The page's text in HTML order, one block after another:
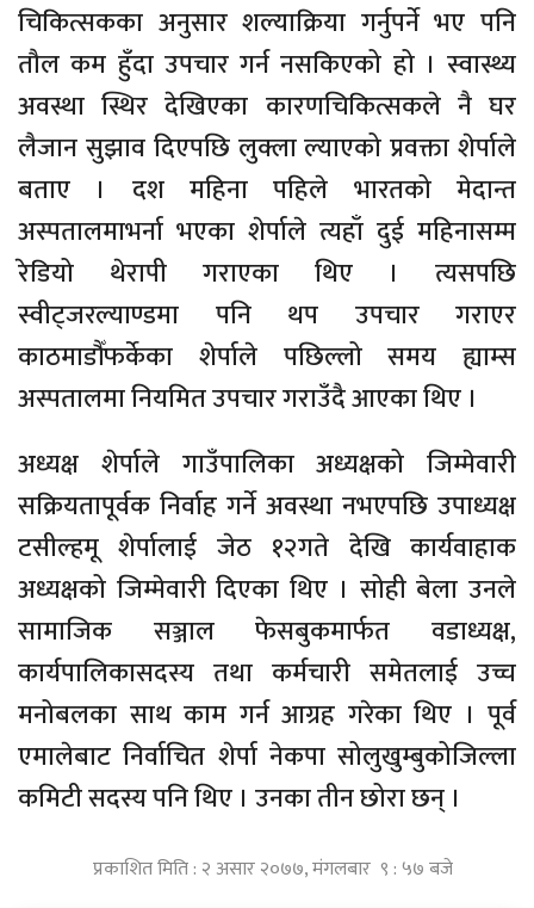
चिकित्सकका अनुसार शल्याक्रिया गर्नुपर्ने भए पनि
तौल कम हुँदा उपचार गर्न नसकिएको हो । स्वास्थ्य
अवस्था स्थिर देखिएका कारणचिकित्सकले नै घर
लैजानसुझावदिएपछिलुक्लाल्याएकोप्रवक्ताशेर्पाले
बताए
। दश महिना पहिले भारतको मेदान्त
अस्पतालमाभर्ना भएका शेर्पाले त्यहाँ दुई महिनासम्म
रेडियो
थेरापी गराएका थिए ।
त्यसपछि
स्वीट्जरल्याण्डमा
पनि थप उपचार
गराएर
काठमाडौँफर्केका शेर्पाले पछिल्लो समय ह्याम्स
अस्पतालमानियमितउपचारगराउँदैआएकाथिए ।
अध्यक्ष शेर्पाले गाउँपालिका अध्यक्षको जिम्मेवारी
सक्रियतापूर्वक निर्वाह गर्ने अवस्था नभएपछि उपाध्यक्ष
टसील्हमू शेर्पालाई जेठ १२गते देखि कार्यवाहाक
अध्यक्षको जिम्मेवारी दिएका थिए । सोही बेला उनले
सामाजिक
सञ्जाल फेसबुकमार्फत वडाध्यक्ष,
कार्यपालिकासदस्य तथा कर्मचारी समेतलाई उच्च
मनोबलका साथ काम गर्न आग्रह गरेका थिए । पूर्व
एमालेबाट निर्वाचित शेर्पा नेकपा सोलुखुम्बुकोजिल्ला
कमिटीसदस्यपनिथिए । उनकातीनछोराछन् ।
प्रकाशित मिति : २ असार २०७७, मंगलबार ९ : ५७ बजे